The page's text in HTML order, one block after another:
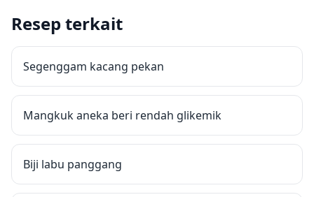
Resep terkait
Segenggam kacang pekan
Mangkuk aneka beri rendah glikemik
Biji labu panggang